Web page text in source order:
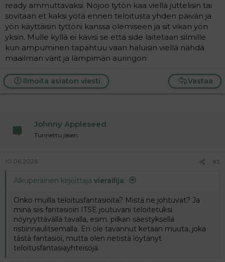
ready ammuttavaksi. Nojoo tytön kaa viellä juttelisin tai
sovitaan et kaksi yötä ennen teloitusta yhden päivän ja
yön käyttäisin tyttöni kanssa olemiseen ja sit vikan yön
yksin. Mulle kyllä ei kävisi se että side laitetaan silmille
kun ampuminen tapahtuu vaan haluisin viellä nähdä
maailman värit ja lämpimän auringon
Vastaa
Ilmoita asiaton viesti
Johnny Appleseed
Tunnettu jäsen
10.06.2026 #3
Alkuperäinen kirjoittaja vierailija:
Onko muilla teloitusfantasioita? Mistä ne johtuvat? Ja
minä siis fantasioin ITSE joutuvani teloitetuksi
nöyryyttävällä tavalla, esim. pilkan säestyksellä
ristiinnaulitsemalla. En ole tavannut ketään muuta, joka
tästä fantasioi, mutta olen netistä löytänyt
teloitusfantasiayhteisöjä.